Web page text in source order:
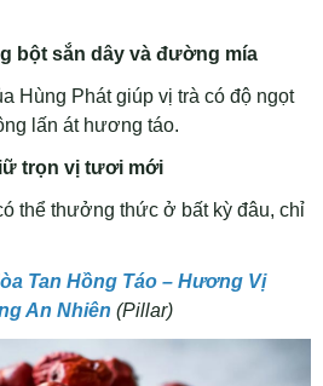
bột sắn dây và đường mía
Hùng Phát giúp vị trà có độ ngọt
lấn át hương táo.
trọn vị tươi mới
thể thưởng thức ở bất kỳ đâu, chỉ
Tan Hồng Táo – Hương Vị
An Nhiên (Pillar)